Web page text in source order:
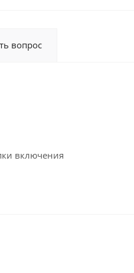
вопрос
включения